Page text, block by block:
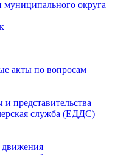
округа
акты по вопросам
представительства
служба (ЕДДС)
движения